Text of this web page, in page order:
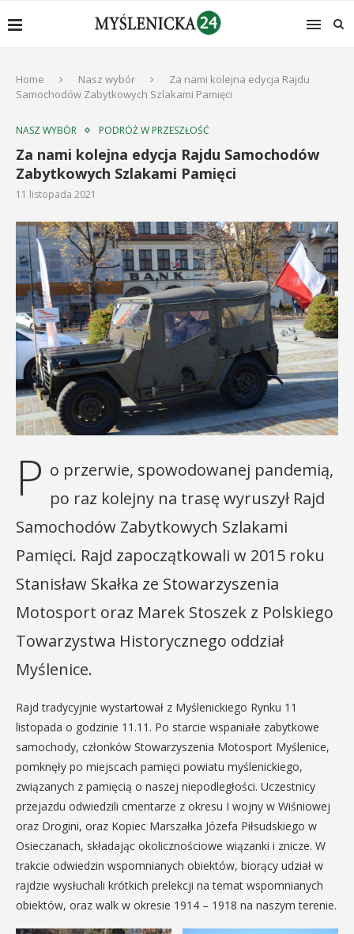
Home Nasz wybór
Za nami kolejna edycja Rajdu
Samochodów Zabytkowych Szlakami Pamięci
NASZ WYBÓR PODRÓŻ W PRZESZŁOŚĆ
Za nami kolejna edycja Rajdu Samochodów
Zabytkowych Szlakami Pamięci
11 listopada 2021
P o przerwie, spowodowanej pandemią,
po raz kolejny na trasę wyruszył Rajd
Samochodów Zabytkowych Szlakami
Pamięci. Rajd zapoczątkowali w 2015 roku
Stanisław Skałka ze Stowarzyszenia
Motosport oraz Marek Stoszek z Polskiego
Towarzystwa Historycznego oddział
Myślenice.
Rajd tradycyjnie wystartował z Myślenickiego Rynku 11
listopada o godzinie 11.11. Po starcie wspaniałe zabytkowe
samochody, członków Stowarzyszenia Motosport Myślenice,
pomknęły po miejscach pamięci powiatu myślenickiego,
związanych z pamięcią o naszej niepodległości. Uczestnicy
przejazdu odwiedzili cmentarze z okresu I wojny w Wiśniowej
oraz Drogini, oraz Kopiec Marszałka Józefa Piłsudskiego w
Osieczanach, składając okolicznościowe wiązanki i znicze. W
trakcie odwiedzin wspomnianych obiektów, biorący udział w
rajdzie wysłuchali krótkich prelekcji na temat wspomnianych
obiektów, oraz walk w okresie 1914 – 1918 na naszym terenie.